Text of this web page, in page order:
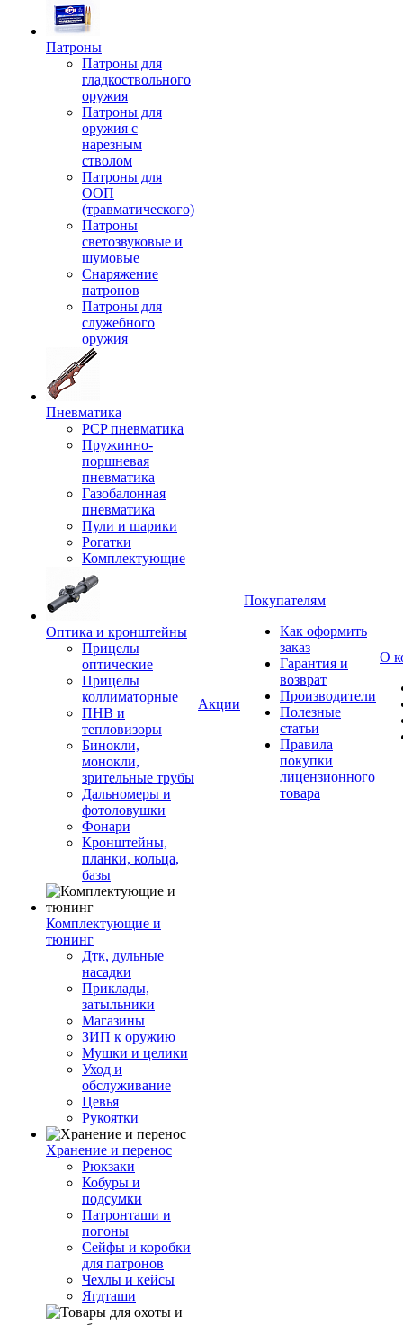
Патроны
Патроны для
гладкоствольного
оружия
Патроны для
оружия с
нарезным
стволом
Патроны для
ООП
(травматического)
Патроны
светозвуковые и
шумовые
Снаряжение
патронов
Патроны для
служебного
оружия
Пневматика
PCP пневматика
Пружинно-
поршневая
пневматика
Газобалонная
пневматика
Пули и шарики
Рогатки
Комплектующие
Оптика и кронштейны
Прицелы
оптические
Прицелы
коллиматорные
ПНВ и
тепловизоры
Бинокли,
монокли,
зрительные трубы
Дальномеры и
фотоловушки
Фонари
Кронштейны,
планки, кольца,
базы
Комплектующие и
тюнинг
Дтк, дульные
насадки
Приклады,
затыльники
Магазины
ЗИП к оружию
Мушки и целики
Уход и
обслуживание
Цевья
Рукоятки
Хранение и перенос
Рюкзаки
Кобуры и
подсумки
Патронташи и
погоны
Сейфы и коробки
для патронов
Чехлы и кейсы
Ягдташи
Акции
Покупателям
Как оформить
заказ
Гарантия и
возврат
Производители
Полезные
статьи
Правила
покупки
лицензионного
товара
О